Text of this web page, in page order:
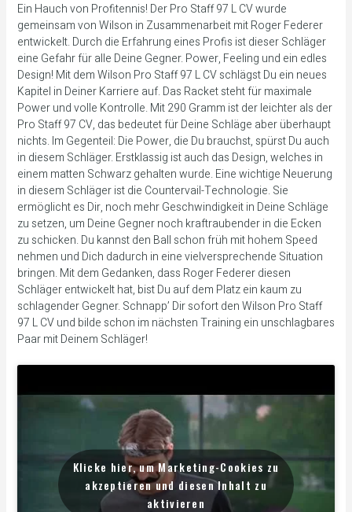
Ein Hauch von Profitennis! Der Pro Staff 97 L CV wurde
gemeinsam von Wilson in Zusammenarbeit mit Roger Federer
entwickelt. Durch die Erfahrung eines Profis ist dieser Schläger
eine Gefahr für alle Deine Gegner. Power, Feeling und ein edles
Design! Mit dem Wilson Pro Staff 97 L CV schlägst Du ein neues
Kapitel in Deiner Karriere auf. Das Racket steht für maximale
Power und volle Kontrolle. Mit 290 Gramm ist der leichter als der
Pro Staff 97 CV, das bedeutet für Deine Schläge aber überhaupt
nichts. Im Gegenteil: Die Power, die Du brauchst, spürst Du auch
in diesem Schläger. Erstklassig ist auch das Design, welches in
einem matten Schwarz gehalten wurde. Eine wichtige Neuerung
in diesem Schläger ist die Countervail-Technologie. Sie
ermöglicht es Dir, noch mehr Geschwindigkeit in Deine Schläge
zu setzen, um Deine Gegner noch kraftraubender in die Ecken
zu schicken. Du kannst den Ball schon früh mit hohem Speed
nehmen und Dich dadurch in eine vielversprechende Situation
bringen. Mit dem Gedanken, dass Roger Federer diesen
Schläger entwickelt hat, bist Du auf dem Platz ein kaum zu
schlagender Gegner. Schnapp’ Dir sofort den Wilson Pro Staff
97 L CV und bilde schon im nächsten Training ein unschlagbares
Paar mit Deinem Schläger!
Klicke hier, um Marketing-Cookies zu
akzeptieren und diesen Inhalt zu
aktivieren